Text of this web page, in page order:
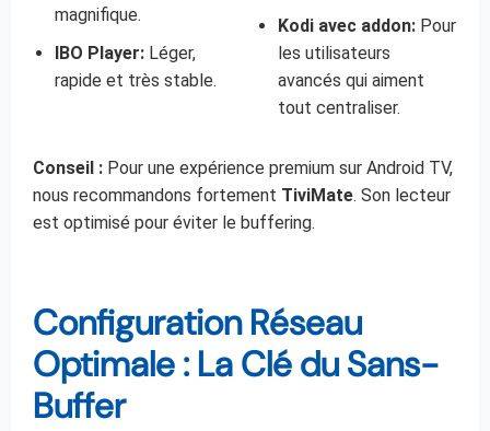
magnifique.
IBO Player: Léger,
rapide et très stable.
Kodi avec addon: Pour
les utilisateurs
avancés qui aiment
tout centraliser.
Conseil : Pour une expérience premium sur Android TV,
nous recommandons fortement TiviMate. Son lecteur
est optimisé pour éviter le buffering.
Configuration Réseau
Optimale : La Clé du Sans-
Buffer